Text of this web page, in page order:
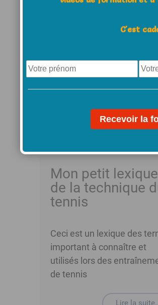
formidable aujourd’hui!
Lire la
Mon petit lexique
de la technique
tennis
Ceci est un lexique des
important à connaître et
utilisés lors des
de tennis
Lire la
C'est